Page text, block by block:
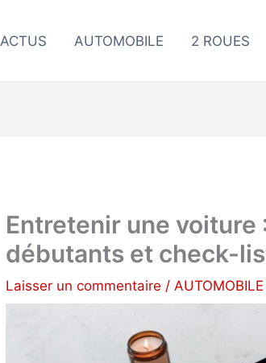
ACTUS AUTOMOBILE 2 ROUES
Entretenir une
débutants et check-
Laisser un commentaire / AUTOMOBILE